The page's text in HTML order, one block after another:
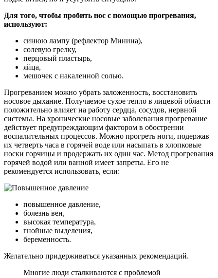
Для того, чтобы пробить нос с помощью прогревания,
используют:
синюю лампу (рефлектор Минина),
солевую грелку,
перцовый пластырь,
яйца,
мешочек с накаленной солью.
Прогреванием можно убрать заложенность, восстановить
носовое дыхание. Получаемое сухое тепло в лицевой области
положительно влияет на работу сердца, сосудов, нервной
системы. На хронические носовые заболевания прогревание
действует предупреждающим фактором в обострении
воспалительных процессов. Можно прогреть ноги, подержав
их четверть часа в горячей воде или насыпать в хлопковые
носки горчицы и продержать их один час. Метод прогревания
горячей водой или ванной имеет запреты. Его не
рекомендуется использовать, если:
повышенное давление,
болезнь вен,
высокая температура,
гнойные выделения,
беременность.
Желательно придерживаться указанных рекомендаций.
Многие люди сталкиваются с проблемой